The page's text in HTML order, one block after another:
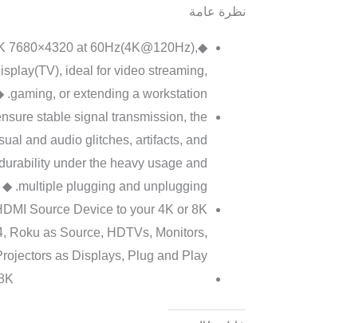
نظرة عامة
7680×4320 at 60Hz(4K@120Hz),
ideal for video streaming,
gaming, or extending a workstation. ◆
stable signal transmission, the
and audio glitches, artifacts, and
under the heavy usage and
multiple plugging and unplugging. ◆
Source Device to your 4K or 8K
Roku as Source, HDTVs, Monitors,
as Displays, Plug and Play. ◆